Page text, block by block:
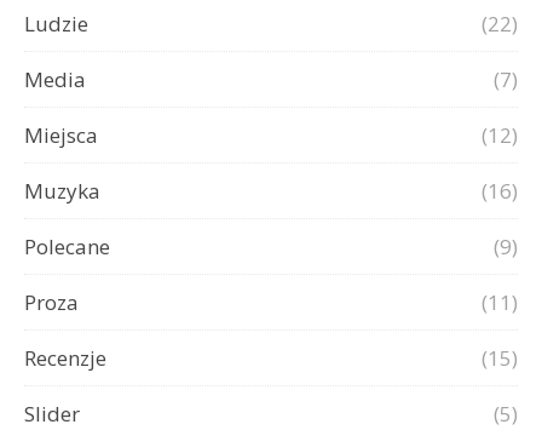
Ludzie
(22)
Media
(7)
Miejsca
(12)
Muzyka
(16)
Polecane
(9)
Proza
(11)
Recenzje
(15)
Slider
(5)